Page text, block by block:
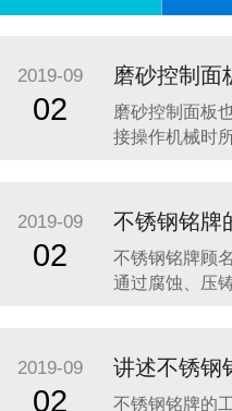
2019-09
02
磨砂控制面
磨砂控制面板
接操作机械时
的纽带，直接
安全性、准确
设计是机械设
设计中仅注
2019-09
02
不锈钢铭牌
不锈钢铭牌顾
通过腐蚀、压
观、线条清晰
满、拉丝均匀
2019-09
02
讲述不锈钢
不锈钢铭牌的